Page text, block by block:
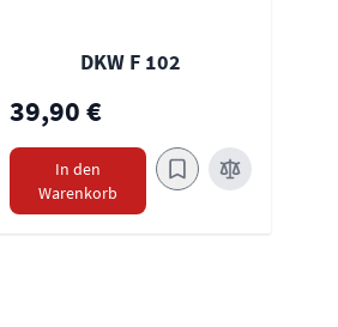
DKW F 102
39,90 €
In den
Warenkorb